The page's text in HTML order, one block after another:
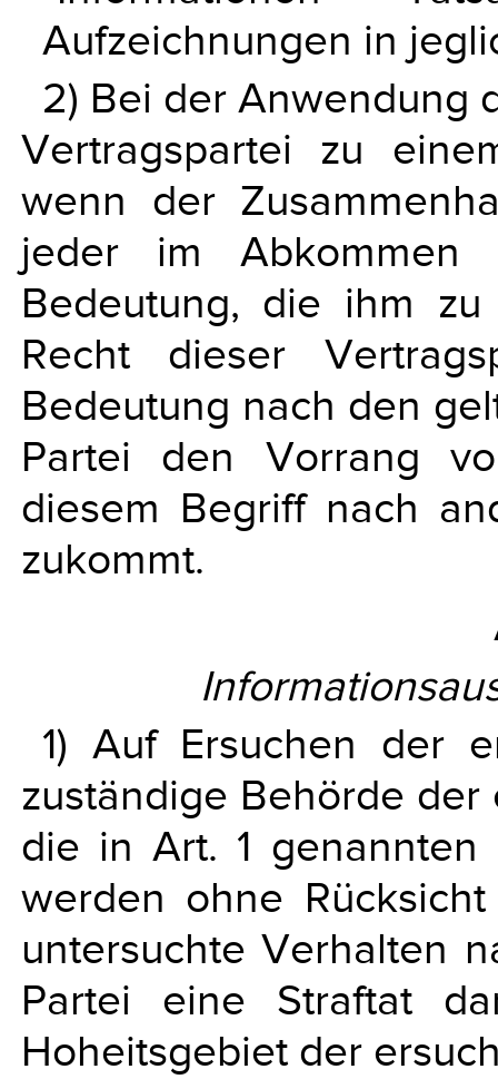
Aufzeichnungen in
2) Bei der Anwendung
Vertragspartei zu
wenn der
jeder im
Bedeutung, die ihm
Recht dieser
Bedeutung nach den
Partei den Vorrang
diesem Begriff nach
zukommt.
1) Auf Ersuchen der
zuständige Behörde
die in Art. 1 genannten
werden ohne
untersuchte Verhalten
Partei eine Straftat
Hoheitsgebiet der